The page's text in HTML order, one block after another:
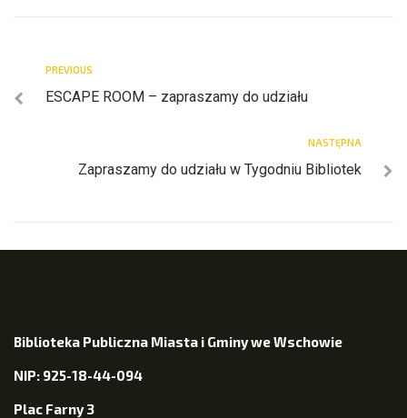
PREVIOUS
ESCAPE ROOM – zapraszamy do udziału
NASTĘPNA
Zapraszamy do udziału w Tygodniu Bibliotek
Biblioteka Publiczna Miasta i Gminy we Wschowie
NIP: 925-18-44-094
Plac Farny 3